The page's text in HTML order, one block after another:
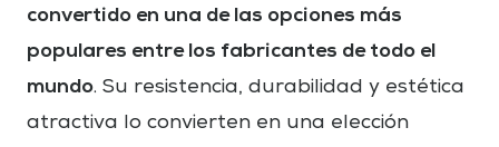
convertido en una de las opciones más
populares entre los fabricantes de todo el
mundo. Su resistencia, durabilidad y estética
atractiva lo convierten en una elección